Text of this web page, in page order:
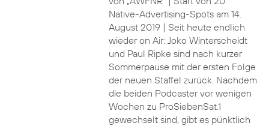
Native-Advertising-Spots am 14.
August 2019 | Seit heute endlich
wieder on Air: Joko Winterscheidt
und Paul Ripke sind nach kurzer
Sommerpause mit der ersten Folge
der neuen Staffel zurück. Nachdem
die beiden Podcaster vor wenigen
Wochen zu ProSiebenSat.1
gewechselt sind, gibt es pünktlich